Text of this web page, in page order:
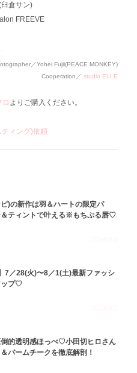
倉サン)
FREEVE
／Yohei Fujii(PEACE MONKEY)
Cooperation／ studio ELLE
ロ よりご購入ください。
ィング)依頼
)の新作は羽＆ハートの限定パ
＆ティントで叶える※もちぷる唇♡
7／28(火)〜8／1(土)最新ファッシ
ップ♡
的透明感ほっぺ♡小田切ヒロさん
バームチークを徹底解剖！